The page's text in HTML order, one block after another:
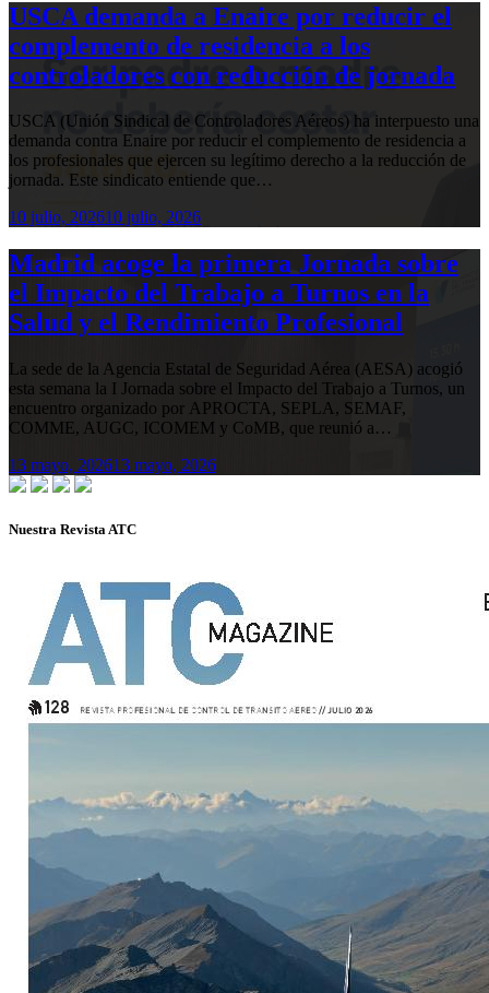
USCA demanda a Enaire por reducir el
complemento de residencia a los
controladores con reducción de jornada
USCA (Unión Sindical de Controladores Aéreos) ha interpuesto una
demanda contra Enaire por reducir el complemento de residencia a
los profesionales que ejercen su legítimo derecho a la reducción de
jornada. Este sindicato entiende que…
10 julio, 202610 julio, 2026
Madrid acoge la primera Jornada sobre
el Impacto del Trabajo a Turnos en la
Salud y el Rendimiento Profesional
La sede de la Agencia Estatal de Seguridad Aérea (AESA) acogió
esta semana la I Jornada sobre el Impacto del Trabajo a Turnos, un
encuentro organizado por APROCTA, SEPLA, SEMAF,
COMME, AUGC, ICOMEM y CoMB, que reunió a…
13 mayo, 202613 mayo, 2026
Nuestra Revista ATC